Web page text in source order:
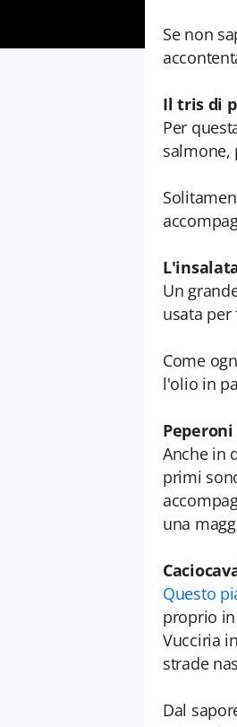
Se non
Il tris di
Per
salmone,
Un
usata
Come
l'olio in
Anche in
primi
una
Questo
proprio
Vucciria
strade
Dal